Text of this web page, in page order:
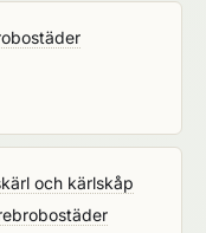
och kärlskåp